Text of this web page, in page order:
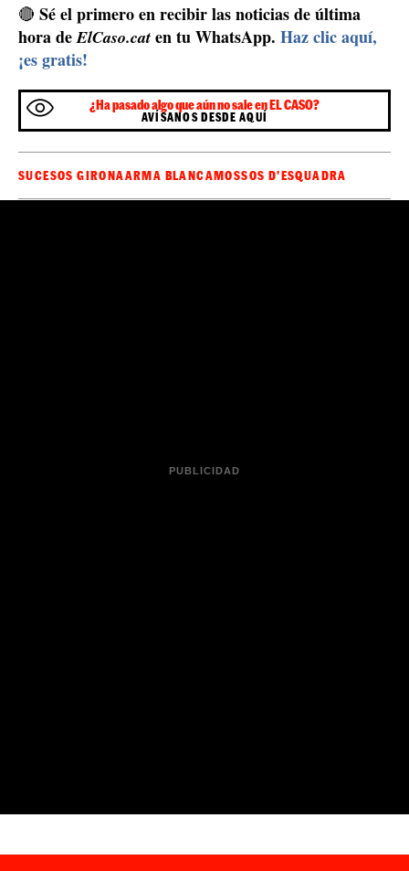
🔴 Sé el primero en recibir las noticias de última
hora deElCaso.cat en tu WhatsApp. Haz clic aquí,
¡es gratis!
¿Ha pasado algo que aún no sale en EL CASO?
AVÍSANOS DESDE AQUÍ
SUCESOS GIRONAARMA BLANCAMOSSOS D'ESQUADRA